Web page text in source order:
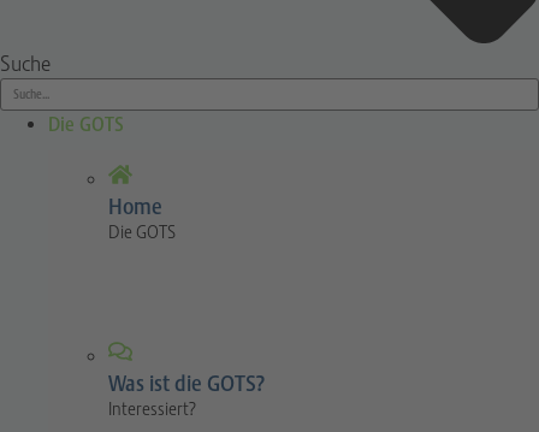
Suche
Die GOTS
Home
Die GOTS
Was ist die GOTS?
Interessiert?